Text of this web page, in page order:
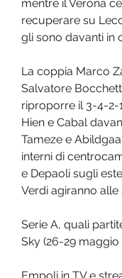
mentre il Verona
recuperare su
gli sono davanti in
La coppia Marco
Salvatore
riproporre il 3-4-2-
Hien e Cabal
Tameze e
interni di
e Depaoli sugli
Verdi agiranno alle
Serie A, quali
Sky (26-29 maggio